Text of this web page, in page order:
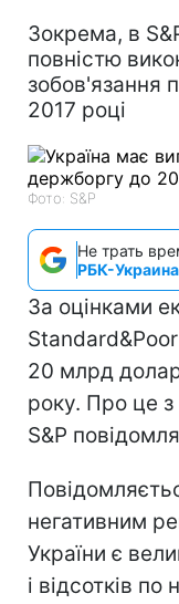
Зокрема, в
повністю
зобов'язання
2017 році
Фото: S&P
Не трать
РБК-
За оцінками
20 млрд
року. Про це
S&P
негативним
України є
і відсотків